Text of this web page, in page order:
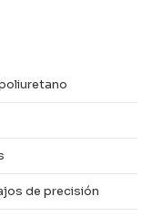
de precisión